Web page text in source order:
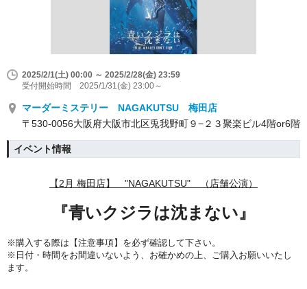
2025/2/1(土) 00:00 ～ 2025/2/28(金) 23:59
受付開始時間 2025/1/31(金) 23:00～
マーダーミステリー NAGAKUTSU 梅田店
〒530-0056大阪府大阪市北区兎我野町９−２３聚楽ビル4階or6階
イベント情報
【2月 梅田店】 "NAGAKUTSU" （店舗公演）
『青いクジラは沈まない』
※購入する際は【注意事項】を必ず確認して下さい。
※日付・時間をお間違いないよう、 お確かめの上、ご購入お願いいたし
ます。